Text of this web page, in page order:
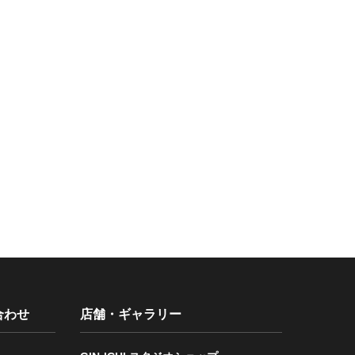
わせ 店舗・ギャラリー